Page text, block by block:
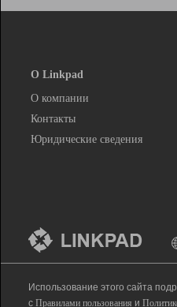
О Linkpad
О компании
Контакты
Юридические сведения
Использование этого сайта
с Правилами пользования и